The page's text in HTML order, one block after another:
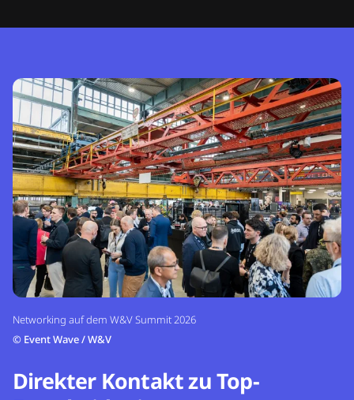
Networking auf dem W&V Summit 2026
© Event Wave / W&V
Direkter Kontakt zu Top-